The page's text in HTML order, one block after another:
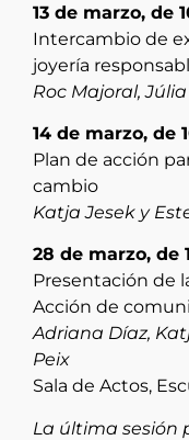
13 de marzo, de
Intercambio de
joyería
Roc Majoral,
14 de marzo, de
Plan de acción
cambio
Katja Jesek y
28 de marzo, de
Presentación de
Acción de
Adriana Díaz,
Peix
Sala de Actos,
La última sesión